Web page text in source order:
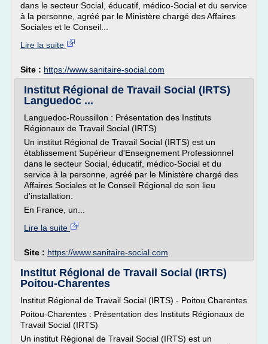
dans le secteur Social, éducatif, médico-Social et du service
à la personne, agréé par le Ministère chargé des Affaires
Sociales et le Conseil...
Lire la suite
Site : https://www.sanitaire-social.com
Institut Régional de Travail Social (IRTS)
Languedoc ...
Languedoc-Roussillon : Présentation des Instituts
Régionaux de Travail Social (IRTS)
Un institut Régional de Travail Social (IRTS) est un
établissement Supérieur d'Enseignement Professionnel
dans le secteur Social, éducatif, médico-Social et du
service à la personne, agréé par le Ministère chargé des
Affaires Sociales et le Conseil Régional de son lieu
d'installation.
En France, un...
Lire la suite
Site : https://www.sanitaire-social.com
Institut Régional de Travail Social (IRTS)
Poitou-Charentes
Institut Régional de Travail Social (IRTS) - Poitou Charentes
Poitou-Charentes : Présentation des Instituts Régionaux de
Travail Social (IRTS)
Un institut Régional de Travail Social (IRTS) est un